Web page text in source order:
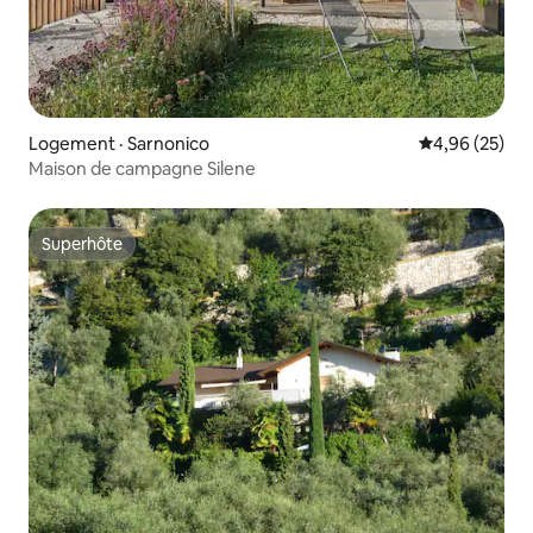
Logement · Sarnonico Note
4,96 (25)
Maison de campagne Silene
Superhôte
Superhôte